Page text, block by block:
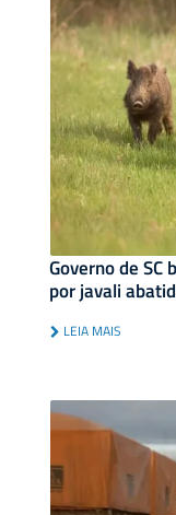
Governo de
por javali
LEIA MAIS